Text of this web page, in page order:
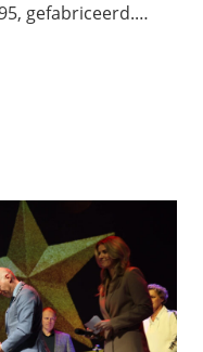
gefabriceerd.…